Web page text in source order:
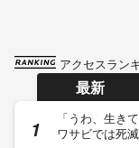
アクセスラン
最新
「うわ、生き
ワサビでは死